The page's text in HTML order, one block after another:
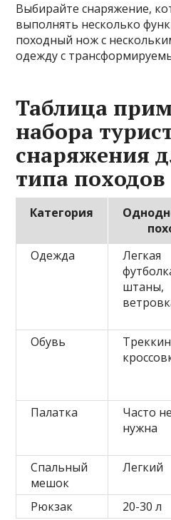
Выбирайте снаряжение,
выполнять несколько
походный нож с
одежду с
Таблица
набора
снаряжения
типа походов
Категория
Одежда
Легкая
штаны,
Обувь
Палатка
Часто не
нужна
Спальный
мешок
Легкий
Рюкзак
20-30 л